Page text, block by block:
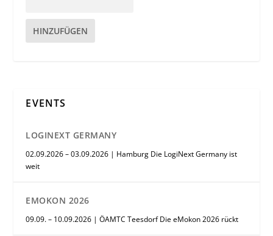
HINZUFÜGEN
EVENTS
LOGINEXT GERMANY
02.09.2026 – 03.09.2026 | Hamburg Die LogiNext Germany ist
weit
EMOKON 2026
09.09. – 10.09.2026 | ÖAMTC Teesdorf Die eMokon 2026 rückt